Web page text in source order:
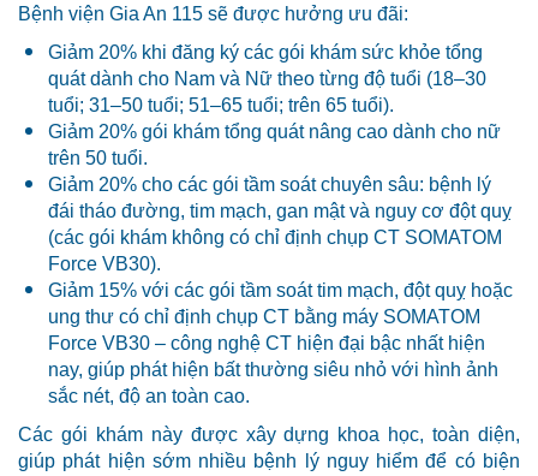
Bệnh viện Gia An 115 sẽ được hưởng ưu đãi:
Giảm 20% khi đăng ký các gói khám sức khỏe tổng
quát dành cho Nam và Nữ theo từng độ tuổi (18–30
tuổi; 31–50 tuổi; 51–65 tuổi; trên 65 tuổi).
Giảm 20% gói khám tổng quát nâng cao dành cho nữ
trên 50 tuổi.
Giảm 20% cho các gói tầm soát chuyên sâu: bệnh lý
đái tháo đường, tim mạch, gan mật và nguy cơ đột quỵ
(các gói khám không có chỉ định chụp CT SOMATOM
Force VB30).
Giảm 15% với các gói tầm soát tim mạch, đột quỵ hoặc
ung thư có chỉ định chụp CT bằng máy SOMATOM
Force VB30 – công nghệ CT hiện đại bậc nhất hiện
nay, giúp phát hiện bất thường siêu nhỏ với hình ảnh
sắc nét, độ an toàn cao.
Các gói khám này được xây dựng khoa học, toàn diện,
giúp phát hiện sớm nhiều bệnh lý nguy hiểm để có biện